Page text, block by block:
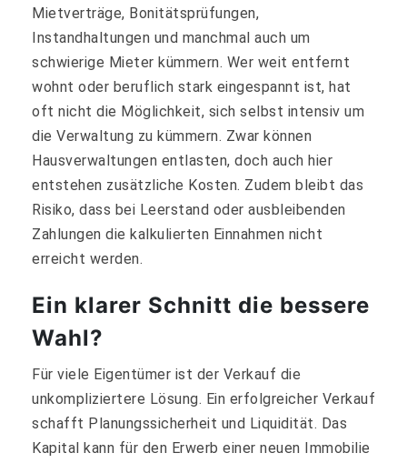
Mietverträge, Bonitätsprüfungen,
Instandhaltungen und manchmal auch um
schwierige Mieter kümmern. Wer weit entfernt
wohnt oder beruflich stark eingespannt ist, hat
oft nicht die Möglichkeit, sich selbst intensiv um
die Verwaltung zu kümmern. Zwar können
Hausverwaltungen entlasten, doch auch hier
entstehen zusätzliche Kosten. Zudem bleibt das
Risiko, dass bei Leerstand oder ausbleibenden
Zahlungen die kalkulierten Einnahmen nicht
erreicht werden.
Ein klarer Schnitt die bessere
Wahl?
Für viele Eigentümer ist der Verkauf die
unkompliziertere Lösung. Ein erfolgreicher Verkauf
schafft Planungssicherheit und Liquidität. Das
Kapital kann für den Erwerb einer neuen Immobilie